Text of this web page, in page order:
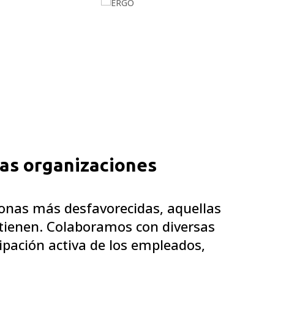
organizaciones
más desfavorecidas, aquellas
Colaboramos con diversas
activa de los empleados,